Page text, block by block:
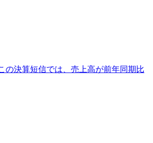
の決算短信では、売上高が前年同期比